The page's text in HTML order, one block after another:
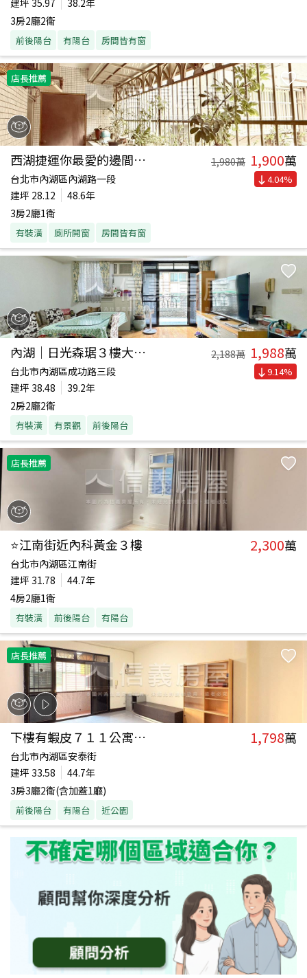
建坪 35.97
38.2年
3房2廳2衛
前後陽台 有陽台 房間皆有窗
店長推薦
西湖捷運你最愛的邊間二樓 1,980萬 1,900萬
台北市內湖區內湖路一段
建坪 28.12
48.6年
3房2廳1衛
有裝潢 廁所開窗 房間皆有窗
4.04%
內湖｜日光森琚３樓大露台 2,188萬 1,988萬
台北市內湖區成功路三段
建坪 38.48
39.2年
2房2廳2衛
有裝潢 有景觀 前後陽台
9.14%
店長推薦
⭐️江南街近內科黃金３樓 2,300萬
台北市內湖區江南街
建坪 31.78
44.7年
4房2廳1衛
有裝潢 前後陽台 有陽台
店長推薦
下樓有蝦皮７１１公寓三樓 1,798萬
台北市內湖區安泰街
建坪 33.58
44.7年
3房3廳2衛(含加蓋1廳)
前後陽台 有陽台 近公園